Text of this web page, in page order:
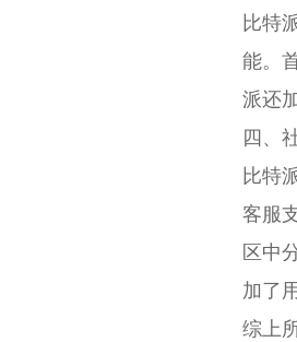
比特
能。
派还
四、
比特
客服
区中
加了
综上